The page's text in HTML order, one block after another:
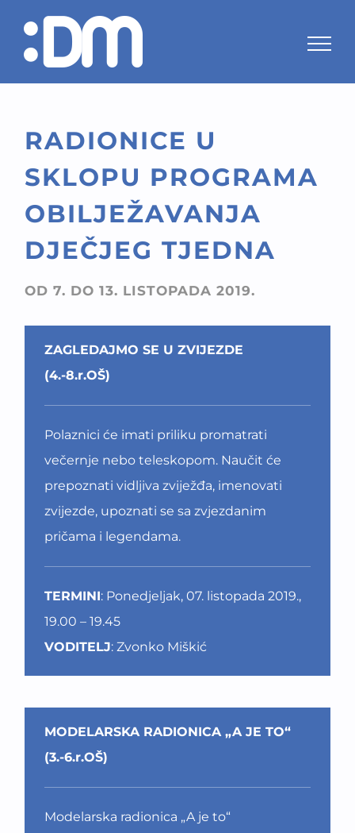
content
RADIONICE U
SKLOPU PROGRAMA
OBILJEŽAVANJA
DJEČJEG TJEDNA
OD 7. DO 13. LISTOPADA 2019.
ZAGLEDAJMO SE U ZVIJEZDE
(4.-8.r.OŠ)
Polaznici će imati priliku promatrati
večernje nebo teleskopom. Naučit će
prepoznati vidljiva zviježđa, imenovati
zvijezde, upoznati se sa zvjezdanim
pričama i legendama.
TERMINI: Ponedjeljak, 07. listopada 2019.,
19.00 – 19.45
VODITELJ: Zvonko Miškić
MODELARSKA RADIONICA „A JE TO“
(3.-6.r.OŠ)
Modelarska radionica „A je to“